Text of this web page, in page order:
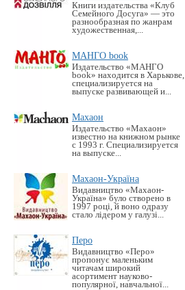
Книги издательства «Клуб
Семейного Досуга» — это
разнообразная по жанрам
художественная,...
МАНГО book
Издательство «MАНГО
book» находится в Харькове,
специализируется на
выпуске развивающей и...
Махаон
Издательство «Махаон»
известно на книжном рынке
с 1993 г. Специализируется
на выпуске...
Махаон-Україна
Видавництво «Махаон-
Україна» було створено в
1997 році, й воно одразу
стало лідером у галузі...
Перо
Видавництво «Перо»
пропонує маленьким
читачам широкий
асортимент науково-
популярної, навчальної...